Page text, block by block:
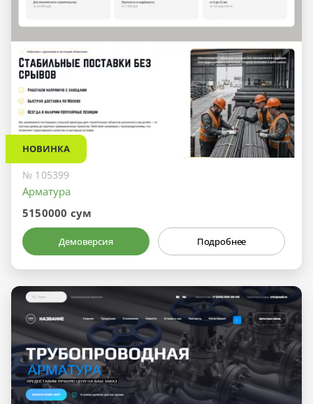
НОВИНКА
№ 105399
Арматура
5150000 сум
Демоверсия Подробнее